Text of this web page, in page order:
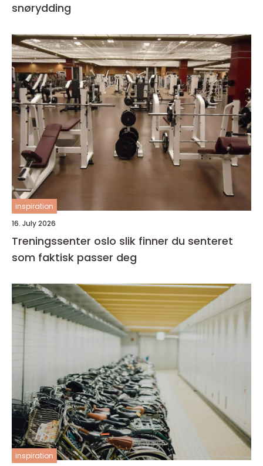
snørydding
inspiration
16. July 2026
Treningssenter oslo slik finner du senteret
som faktisk passer deg
inspiration